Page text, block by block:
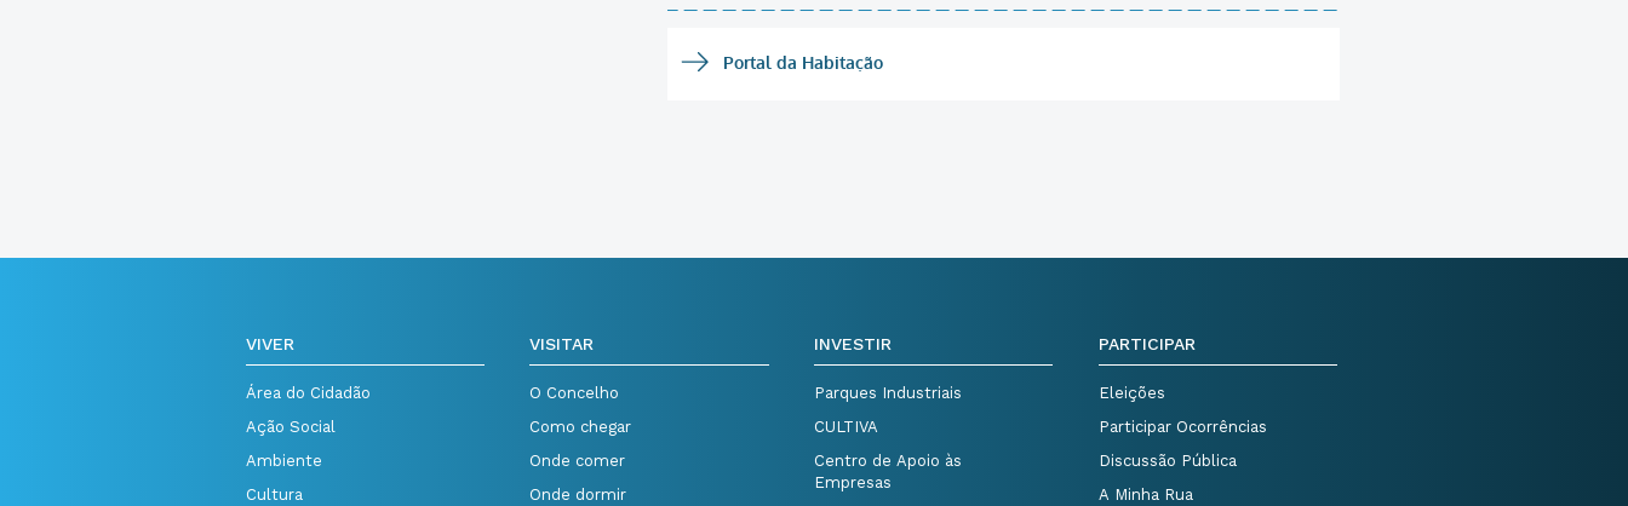
Portal da Habitação
VIVER
Área do Cidadão
Ação Social
Ambiente
Cultura
VISITAR
O Concelho
Como chegar
Onde comer
Onde dormir
INVESTIR
Parques Industriais
CULTIVA
Centro de Apoio às
Empresas
PARTICIPAR
Eleições
Participar Ocorrências
Discussão Pública
A Minha Rua